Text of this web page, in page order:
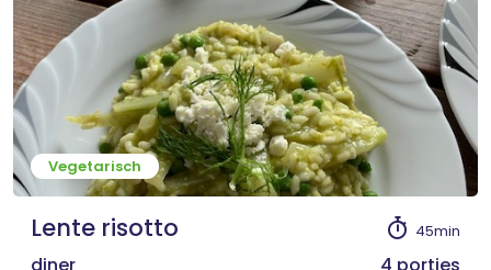
Vegetarisch
Lente risotto 45min